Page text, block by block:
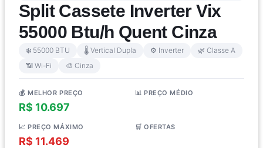
Split Cassete Inverter Vix
55000 Btu/h Quent Cinza
❄️ 55000 BTU 🌡️ Vertical Dupla ⚙️ Inverter
🌿 Classe A
📶 Wi-Fi
🎨 Cinza
💰 MELHOR PREÇO
R$ 10.697
📊 PREÇO MÉDIO
📈 PREÇO MÁXIMO
R$ 11.469
🛒 OFERTAS